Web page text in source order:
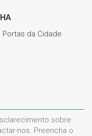
Portas da Cidade
sobre
nos. Preencha o